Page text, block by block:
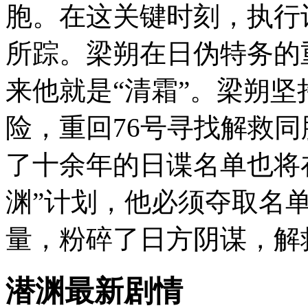
胞。在这关键时刻，执
所踪。梁朔在日伪特务
来他就是“清霜”。梁朔
险，重回76号寻找解救
了十余年的日谍名单也
渊”计划，他必须夺取名
量，粉碎了日方阴谋，
潜渊最新剧情